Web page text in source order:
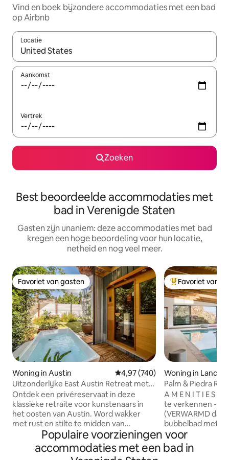
Vind en boek bijzondere accommodaties met een bad
op Airbnb
Locatie
Wanneer er suggesties beschikbaar zijn, maak je een keuze
Aankomst
Vertrek
Zoeken
Best beoordeelde accommodaties met
bad in Verenigde Staten
Gasten zijn unaniem: deze accommodaties met bad
kregen een hoge beoordeling voor hun locatie,
netheid en nog veel meer.
Favoriet van gasten
Favoriet van gasten
Woning in Austin Gemiddelde beoordeling van
4,97 (740)
Uitzonderlijke East Austin Retreat met
sauna en koude duik
Ontdek een privéreservaat in deze
klassieke retraite voor kunstenaars in
het oosten van Austin. Word wakker
met rust en stilte te midden van
houtafwerkingen in een ruimte met een
op maat gemaakt kathedraalplafond,
een loft op de bovenste verdieping, een
Topfavoriet van
Favoriet van
Woning in Landers
Palm & Piedra
bubbelbad
A M E N I T I E S > > > > > > -
te verkennen -
(VERWARMD
bubbelbad met
Hangmatcirkel
stopcontacten
(neem een
Populaire voorzieningen voor
accommodaties met een bad in